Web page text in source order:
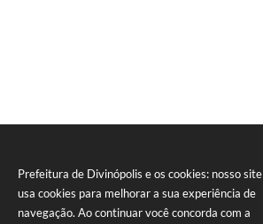
Prefeitura de Divinópolis e os cookies: nosso site
usa cookies para melhorar a sua experiência de
navegação. Ao continuar você concorda com a